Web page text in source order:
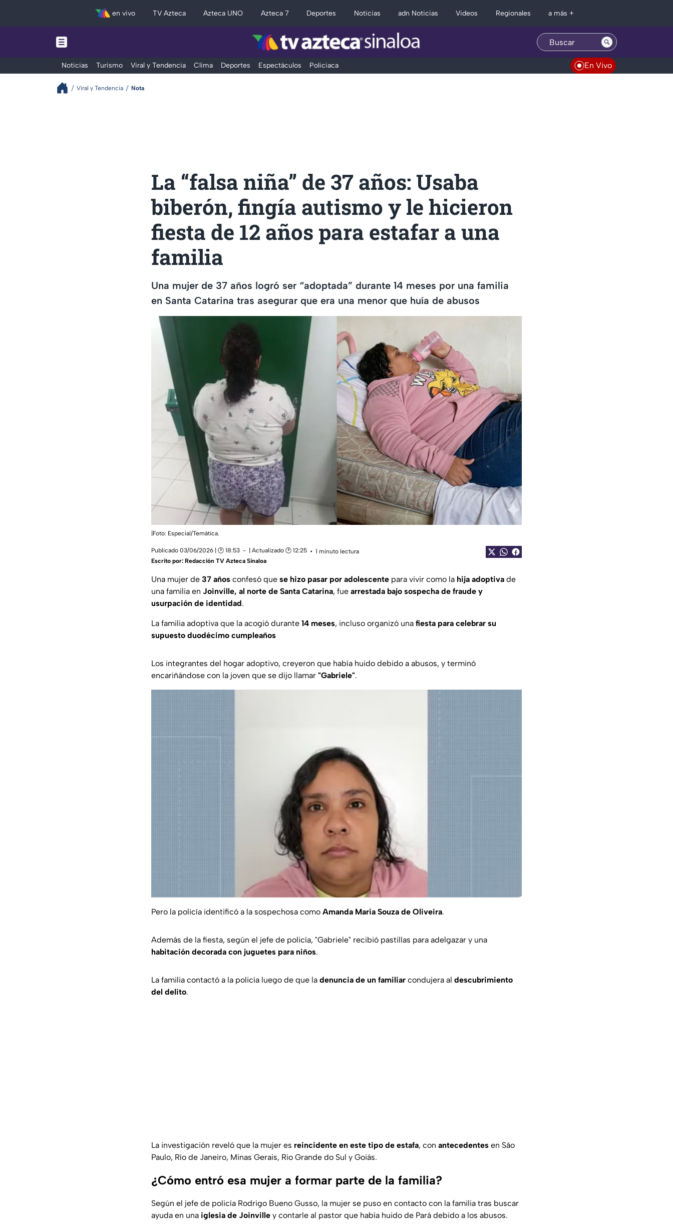
en vivo TV Azteca Azteca UNO Azteca 7 Deportes Noticias adn Noticias Videos Regionales a más +
Noticias Turismo Viral y Tendencia Clima Deportes Espectáculos Policiaca En Vivo
Viral y Tendencia Nota
La “falsa niña” de 37 años: Usaba
biberón, fingía autismo y le hicieron
fiesta de 12 años para estafar a una
familia
Una mujer de 37 años logró ser “adoptada” durante 14 meses por una familia
en Santa Catarina tras asegurar que era una menor que huía de abusos
|Foto: Especial/Temática.
Publicado 03/06/2026 | 🕑 18:53 | Actualizado 🕑 12:25
1 minuto lectura
Escrito por: Redacción TV Azteca Sinaloa
Una mujer de 37 años confesó que se hizo pasar por adolescente para vivir como la hija adoptiva de
una familia en Joinville, al norte de Santa Catarina, fue arrestada bajo sospecha de fraude y
usurpación de identidad.
La familia adoptiva que la acogió durante 14 meses, incluso organizó una fiesta para celebrar su
supuesto duodécimo cumpleaños
Los integrantes del hogar adoptivo, creyeron que había huido debido a abusos, y terminó
encariñándose con la joven que se dijo llamar "Gabriele".
Pero la policía identificó a la sospechosa como Amanda Maria Souza de Oliveira.
Además de la fiesta, según el jefe de policía, "Gabriele" recibió pastillas para adelgazar y una
habitación decorada con juguetes para niños.
La familia contactó a la policía luego de que la denuncia de un familiar condujera al descubrimiento
del delito.
La investigación reveló que la mujer es reincidente en este tipo de estafa, con antecedentes en São
Paulo, Río de Janeiro, Minas Gerais, Rio Grande do Sul y Goiás.
¿Cómo entró esa mujer a formar parte de la familia?
Según el jefe de policía Rodrigo Bueno Gusso, la mujer se puso en contacto con la familia tras buscar
ayuda en una iglesia de Joinville y contarle al pastor que había huido de Pará debido a los abusos.